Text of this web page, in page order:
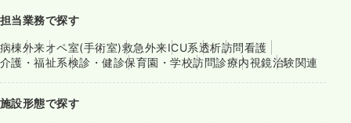
担当業務で探す
病棟外来オペ室(手術室)救急外来ICU系透析訪問看護
介護・福祉系検診・健診保育園・学校訪問診療内視鏡治験関連
施設形態で探す